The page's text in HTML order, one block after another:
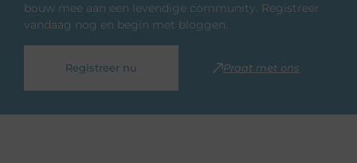
bouw mee aan een levendige community. Registreer
vandaag nog en begin met bloggen.
Registreer nu Praat met ons